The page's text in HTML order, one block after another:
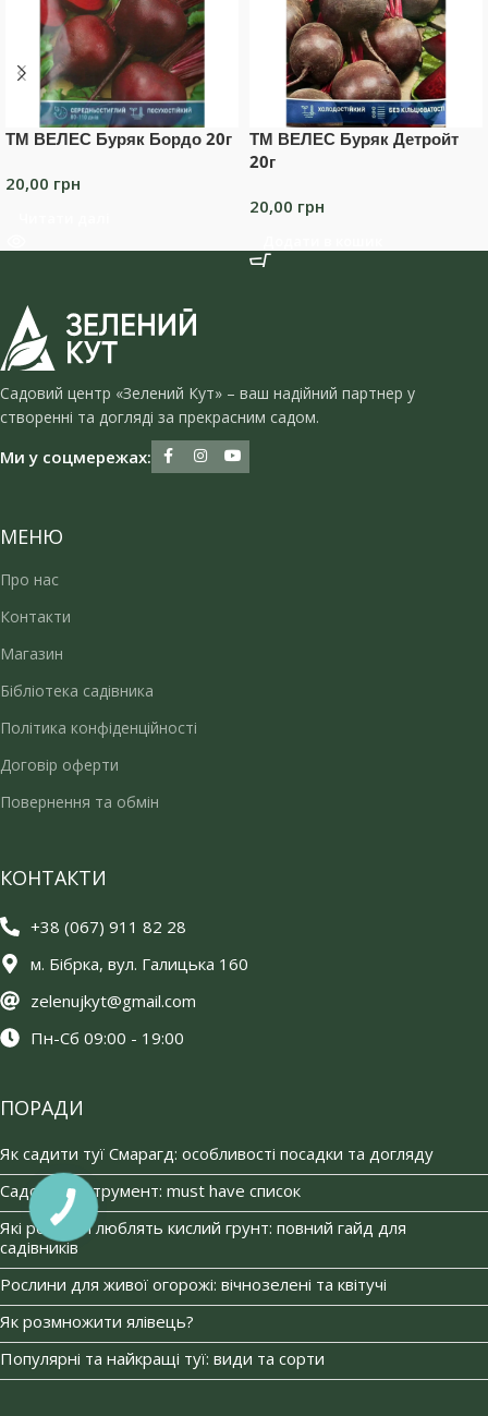
ТМ ВЕЛЕС Буряк Бордо 20г
20,00 грн
ТМ ВЕЛЕС Буряк Детройт
20г
20,00 грн
Садовий центр «Зелений Кут» – ваш надійний партнер у
створенні та догляді за прекрасним садом.
Ми у соцмережах:
МЕНЮ
Про нас
Контакти
Магазин
Бібліотека садівника
Політика конфіденційності
Договір оферти
Повернення та обмін
КОНТАКТИ
+38 (067) 911 82 28
м. Бібрка, вул. Галицька 160
zelenujkyt@gmail.com
Пн-Сб 09:00 - 19:00
ПОРАДИ
Як садити туї Смарагд: особливості посадки та догляду
Садовий інструмент: must have список
Які рослини люблять кислий грунт: повний гайд для
садівників
Рослини для живої огорожі: вічнозелені та квітучі
Як розмножити ялівець?
Популярні та найкращі туї: види та сорти